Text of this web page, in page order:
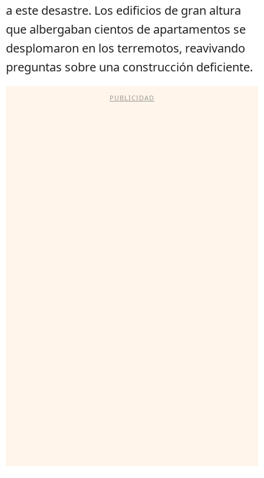
a este desastre. Los edificios de gran altura
que albergaban cientos de apartamentos se
desplomaron en los terremotos, reavivando
preguntas sobre una construcción deficiente.
PUBLICIDAD